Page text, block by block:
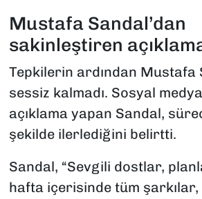
Mustafa Sandal’dan
sakinleştiren
Tepkilerin ardından Mustafa
sessiz kalmadı. Sosyal
açıklama yapan Sandal,
şekilde ilerlediğini belirtti.
Sandal, “Sevgili dostlar,
hafta içerisinde tüm